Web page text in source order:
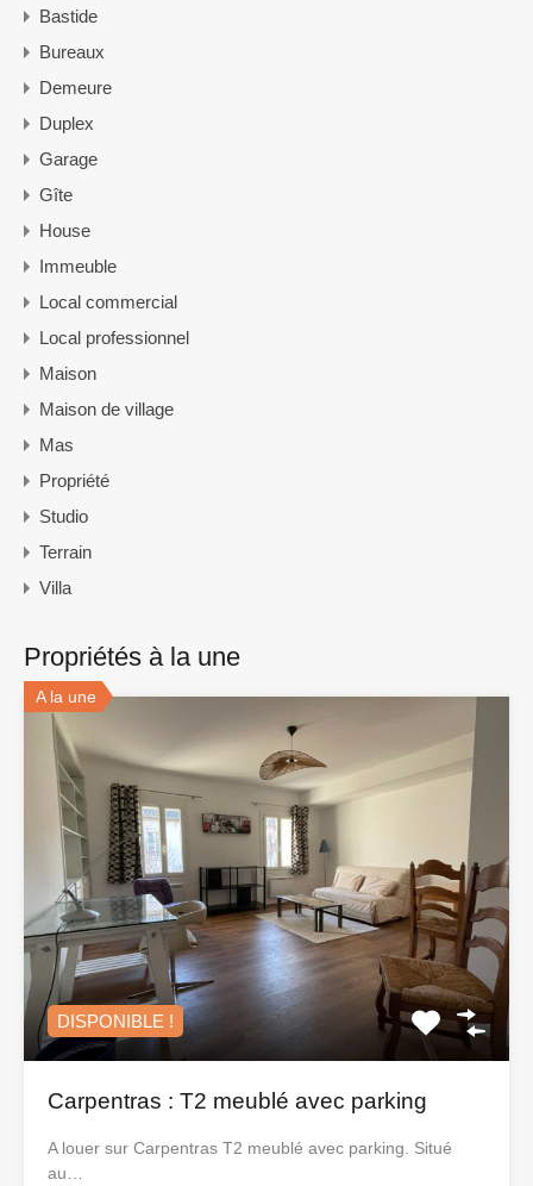
Bastide
Bureaux
Demeure
Duplex
Garage
Gîte
House
Immeuble
Local commercial
Local professionnel
Maison
Maison de village
Mas
Propriété
Studio
Terrain
Villa
Propriétés à la une
A la une
DISPONIBLE !
Carpentras : T2 meublé avec parking
A louer sur Carpentras T2 meublé avec parking. Situé
au…